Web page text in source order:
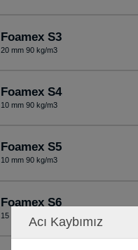
Foamex S3
20 mm 90 kg/m3
Foamex S4
10 mm 90 kg/m3
Foamex S5
10 mm 90 kg/m3
Foamex S6
15 mm 85 kg/m3Acı Kaybımız